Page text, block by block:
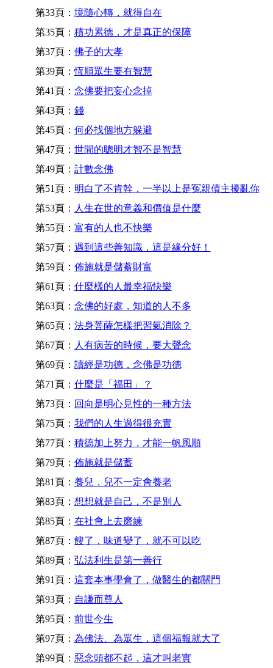
第33頁： 境隨心轉，就得自在
第35頁： 積功累德，才是真正的保障
第37頁： 佛子的大孝
第39頁：恆順眾生要有智慧
第41頁： 念佛要把妄心念掉
第43頁： 錢
第45頁： 何必找個地方躲避
第47頁： 世間的聰明才智不是智慧
第49頁： 計數念佛
第51頁： 明白了不肯幹，一半以上是冤親債主擾亂你
第53頁： 人生在世的意義和價值是什麼
第55頁： 富有的人也不快樂
第57頁： 遇到這些善知識，這是緣分好！
第59頁： 佈施就是儲蓄財富
第61頁： 什麼樣的人最幸福快樂
第63頁： 念佛的好處，知道的人不多
第65頁： 法身菩薩怎樣把習氣消除？
第67頁： 人有病苦的時候，要大聲念
第69頁： 讀經是功德，念佛是功德
第71頁： 什麼是「福田」？
第73頁： 回向是明心見性的一種方法
第75頁： 我們的人生過得很充實
第77頁： 積德加上努力，才能一帆風順
第79頁： 佈施就是儲蓄
第81頁： 養兒，兒不一定會養老
第83頁： 想想就是自己，不是別人
第85頁： 在社會上去磨練
第87頁： 餿了，味道變了，就不可以吃
第89頁： 弘法利生是第一善行
第91頁： 這套本事學會了，做醫生的都關門
第93頁： 自謙而尊人
第95頁： 前世今生
第97頁： 為佛法、為眾生，這個福報就大了
第99頁： 惡念頭都不起，這才叫老實